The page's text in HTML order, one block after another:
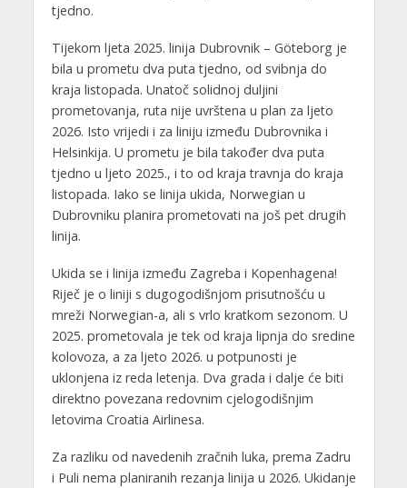
tjedno.
Tijekom ljeta 2025. linija Dubrovnik – Göteborg je
bila u prometu dva puta tjedno, od svibnja do
kraja listopada. Unatoč solidnoj duljini
prometovanja, ruta nije uvrštena u plan za ljeto
2026. Isto vrijedi i za liniju između Dubrovnika i
Helsinkija. U prometu je bila također dva puta
tjedno u ljeto 2025., i to od kraja travnja do kraja
listopada. Iako se linija ukida, Norwegian u
Dubrovniku planira prometovati na još pet drugih
linija.
Ukida se i linija između Zagreba i Kopenhagena!
Riječ je o liniji s dugogodišnjom prisutnošću u
mreži Norwegian-a, ali s vrlo kratkom sezonom. U
2025. prometovala je tek od kraja lipnja do sredine
kolovoza, a za ljeto 2026. u potpunosti je
uklonjena iz reda letenja. Dva grada i dalje će biti
direktno povezana redovnim cjelogodišnjim
letovima Croatia Airlinesa.
Za razliku od navedenih zračnih luka, prema Zadru
i Puli nema planiranih rezanja linija u 2026. Ukidanje